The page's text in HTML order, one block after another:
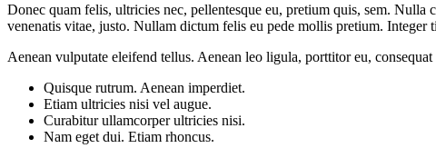
Donec quam felis, ultricies nec, pellentesque eu, pretium quis, sem.
venenatis vitae, justo. Nullam dictum felis eu pede mollis pretium. Integer
Aenean vulputate eleifend tellus. Aenean leo ligula, porttitor eu,
Quisque rutrum. Aenean imperdiet.
Etiam ultricies nisi vel augue.
Curabitur ullamcorper ultricies nisi.
Nam eget dui. Etiam rhoncus.